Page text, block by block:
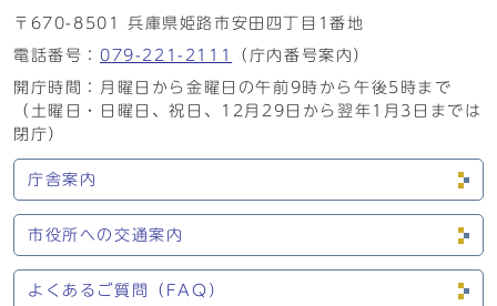
〒670-8501 兵庫県姫路市安田四丁目1番地
電話番号： 079-221-2111
（庁内番号案内）
開庁時間：月曜日から金曜日の午前9時から午後5時まで
（土曜日・日曜日、祝日、12月29日から翌年1月3日までは
閉庁）
庁舎案内
市役所への交通案内
よくあるご質問（FAQ）